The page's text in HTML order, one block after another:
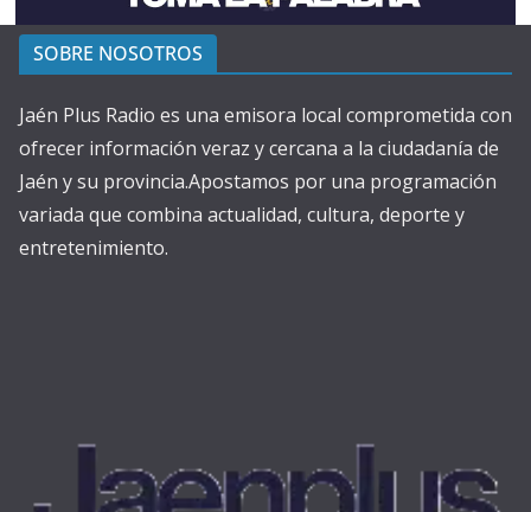
SOBRE NOSOTROS
Jaén Plus Radio es una emisora local comprometida con
ofrecer información veraz y cercana a la ciudadanía de
Jaén y su provincia.Apostamos por una programación
variada que combina actualidad, cultura, deporte y
entretenimiento.